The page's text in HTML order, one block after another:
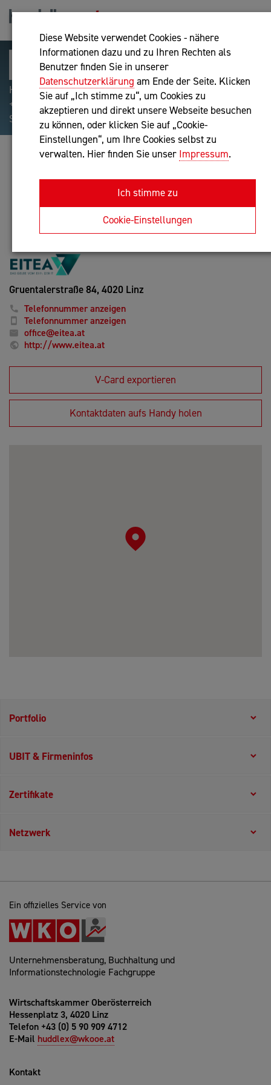
Diese Website verwendet Cookies - nähere
Informationen dazu und zu Ihren Rechten als
Benutzer finden Sie in unserer
Datenschutzerklärung am Ende der Seite. Klicken
Sie auf „Ich stimme zu“, um Cookies zu
akzeptieren und direkt unsere Webseite besuchen
zu können, oder klicken Sie auf „Cookie-
Einstellungen“, um Ihre Cookies selbst zu
verwalten. Hier finden Sie unser Impressum.
Ich stimme zu
Cookie-Einstellungen
Hilfreiche Suchparameter: Begriff einschließen:
+webshop, Begriff ausschließen: -webshop, Exakter
Suchbegriff: "internet of things"
EI-TEA PARTNER GMBH
IT-Dienstleistung
Anfrage oder Rückruf
Gruentalerstraße 84, 4020 Linz
Telefonnummer anzeigen
Telefonnummer anzeigen
office@eitea.at
http://www.eitea.at
V-Card exportieren
Kontaktdaten aufs Handy holen
Portfolio
UBIT & Firmeninfos
Zertifikate
Netzwerk
Ein offizielles Service von
Unternehmensberatung, Buchhaltung und
Informationstechnologie Fachgruppe
Wirtschaftskammer Oberösterreich
Hessenplatz 3, 4020 Linz
Telefon +43 (0) 5 90 909 4712
E-Mail huddlex@wkooe.at
Kontakt